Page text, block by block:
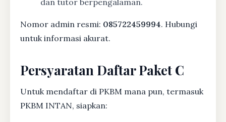
dan tutor berpengalaman.
Nomor admin resmi: 085722459994. Hubungi
untuk informasi akurat.
Persyaratan Daftar Paket C
Untuk mendaftar di PKBM mana pun, termasuk
PKBM INTAN, siapkan: